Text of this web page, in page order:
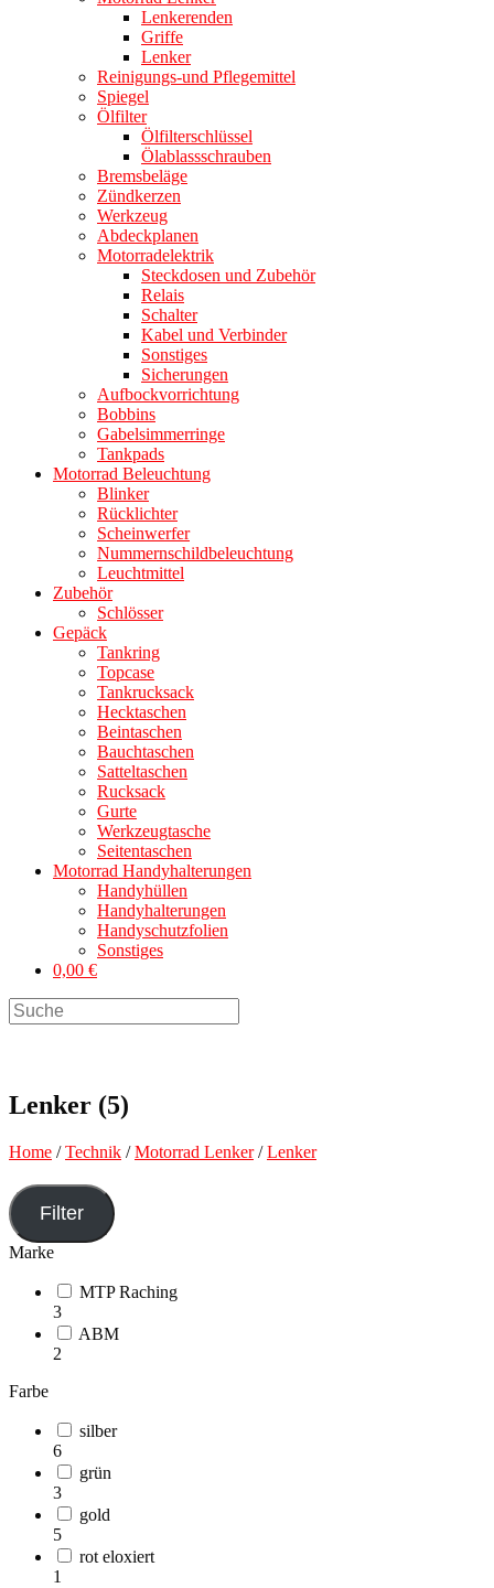
Lenkerenden
Griffe
Lenker
Reinigungs-und Pflegemittel
Spiegel
Ölfilter
Ölfilterschlüssel
Ölablassschrauben
Bremsbeläge
Zündkerzen
Werkzeug
Abdeckplanen
Motorradelektrik
Steckdosen und Zubehör
Relais
Schalter
Kabel und Verbinder
Sonstiges
Sicherungen
Aufbockvorrichtung
Bobbins
Gabelsimmerringe
Tankpads
Motorrad Beleuchtung
Blinker
Rücklichter
Scheinwerfer
Nummernschildbeleuchtung
Leuchtmittel
Zubehör
Schlösser
Gepäck
Tankring
Topcase
Tankrucksack
Hecktaschen
Beintaschen
Bauchtaschen
Satteltaschen
Rucksack
Gurte
Werkzeugtasche
Seitentaschen
Motorrad Handyhalterungen
Handyhüllen
Handyhalterungen
Handyschutzfolien
Sonstiges
0,00 €
Search
this
Lenker (5)
Home / Technik / Motorrad Lenker / Lenker
Filter
Marke
MTP Raching
3
ABM
2
Farbe
silber
6
grün
3
gold
5
rot eloxiert
1